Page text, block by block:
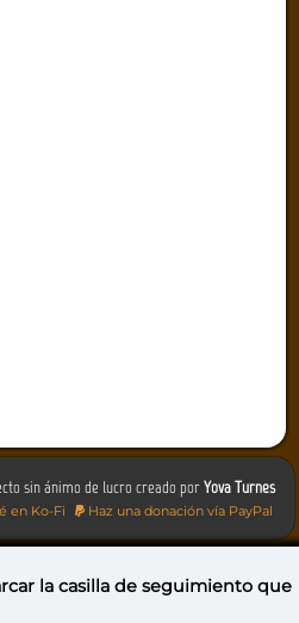
sin ánimo de lucro creado porYova Turnes
en Ko-Fi Haz una donación vía PayPal
la casilla de seguimiento que